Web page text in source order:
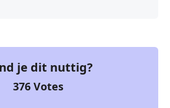
je dit nuttig?
376 Votes